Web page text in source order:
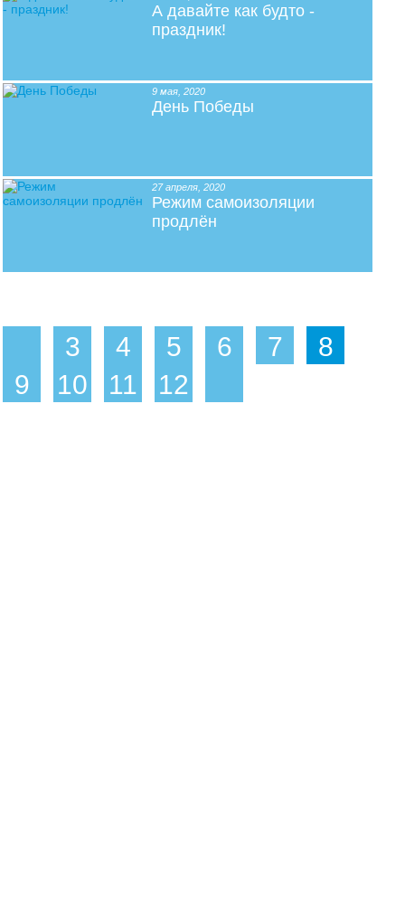
А давайте как будто -
праздник!
9 мая, 2020
День Победы
27 апреля, 2020
Режим самоизоляции
продлён
3 4 5 6 7
8
9
10 11 12